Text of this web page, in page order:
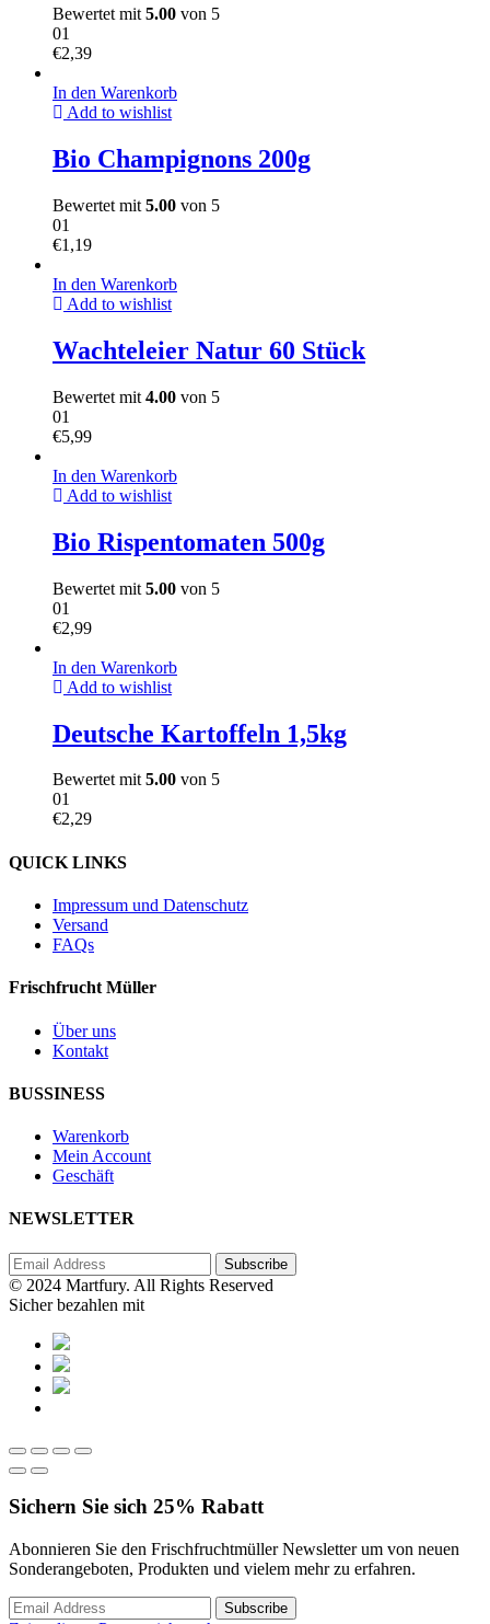
Bewertet mit 5.00 von 5
01
€2,39
In den Warenkorb
Add to wishlist
Bio Champignons 200g
Bewertet mit 5.00 von 5
01
€1,19
In den Warenkorb
Add to wishlist
Wachteleier Natur 60 Stück
Bewertet mit 4.00 von 5
01
€5,99
In den Warenkorb
Add to wishlist
Bio Rispentomaten 500g
Bewertet mit 5.00 von 5
01
€2,99
In den Warenkorb
Add to wishlist
Deutsche Kartoffeln 1,5kg
Bewertet mit5.00 von 5
01
€2,29
QUICK LINKS
Impressum und Datenschutz
Versand
FAQs
Frischfrucht Müller
Über uns
Kontakt
BUSSINESS
Warenkorb
Mein Account
Geschäft
NEWSLETTER
© 2024 Martfury. All Rights Reserved
Sicher bezahlen mit
Sichern Sie sich 25% Rabatt
Abonnieren Sie den Frischfruchtmüller Newsletter um von neuen
Sonderangeboten, Produkten und vielem mehr zu erfahren.